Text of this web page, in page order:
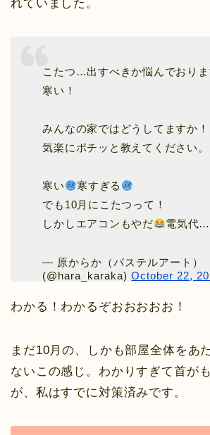
れていました。
こたつ…出すべきか悩んでおりま
寒い！
みんなの家ではどうしてますか！
気楽にポチッと教えてください。
寒い
寒すぎる
でも10月にこたつって！
しかしエアコンもやだ
電気代…
— 原からか（パステルアート）
(@hara_karaka)October 22,
わかる！わかるぞおおおおお！
まだ10月の、しかも部屋全体をあ
ないこの感じ。わかりすぎて首が
が、私はすでに対策済みです。